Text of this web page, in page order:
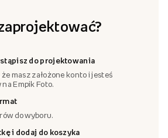
do projektowania
masz założone konto i jesteś
Empik Foto.
do wyboru.
i dodaj do koszyka